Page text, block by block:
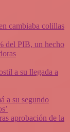
cambiaba colillas
del PIB, un hecho
a su llegada a
a su segundo
aprobación de la